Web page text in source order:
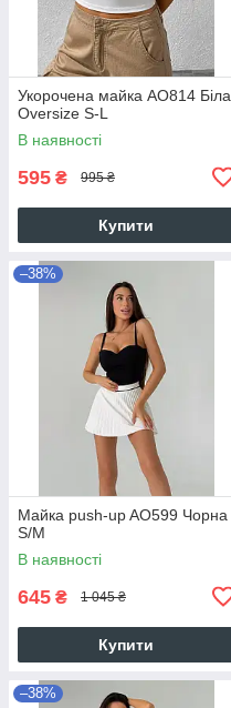
Укорочена майка AO814 Біла
Oversize S-L
В наявності
595 ₴ 995 ₴
Купити
–38%
Майка push-up AO599 Чорна
S/M
В наявності
645 ₴ 1 045 ₴
Купити
–38%